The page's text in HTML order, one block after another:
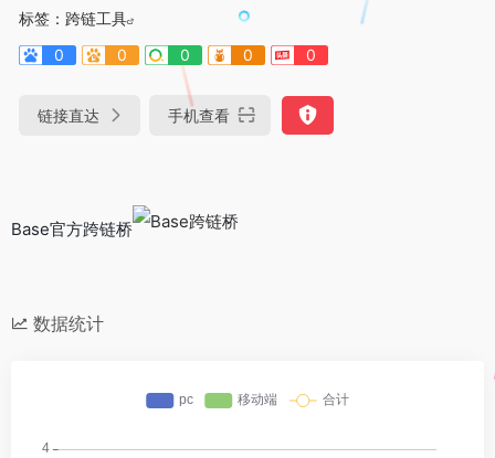
标签： 跨链工具
0
0 0 0 0
链接直达 手机查看
Base官方跨链桥
数据统计